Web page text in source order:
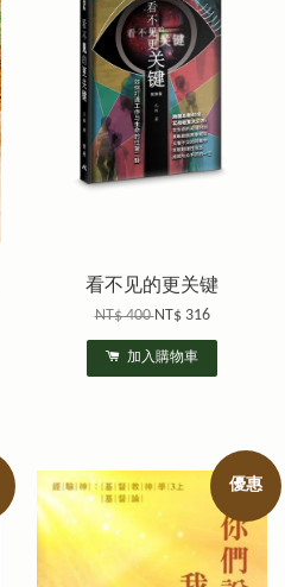
看不见的更关键
NT$ 400NT$ 316
加入購物車
優惠